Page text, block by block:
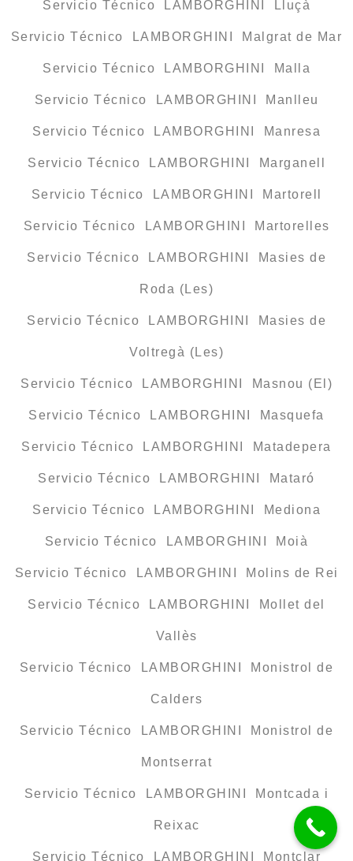
Servicio Técnico LAMBORGHINI Lluçà
Servicio Técnico LAMBORGHINI Malgrat de Mar
Servicio Técnico LAMBORGHINI Malla
Servicio Técnico LAMBORGHINI Manlleu
Servicio Técnico LAMBORGHINI Manresa
Servicio Técnico LAMBORGHINI Marganell
Servicio Técnico LAMBORGHINI Martorell
Servicio Técnico LAMBORGHINI Martorelles
Servicio Técnico LAMBORGHINI Masies de
Roda (Les)
Servicio Técnico LAMBORGHINI Masies de
Voltregà (Les)
Servicio Técnico LAMBORGHINI Masnou (El)
Servicio Técnico LAMBORGHINI Masquefa
Servicio Técnico LAMBORGHINI Matadepera
Servicio Técnico LAMBORGHINI Mataró
Servicio Técnico LAMBORGHINI Mediona
Servicio Técnico LAMBORGHINI Moià
Servicio Técnico LAMBORGHINI Molins de Rei
Servicio Técnico LAMBORGHINI Mollet del
Vallès
Servicio Técnico LAMBORGHINI Monistrol de
Calders
Servicio Técnico LAMBORGHINI Monistrol de
Montserrat
Servicio Técnico LAMBORGHINI Montcada i
Reixac
Servicio Técnico LAMBORGHINI Montclar